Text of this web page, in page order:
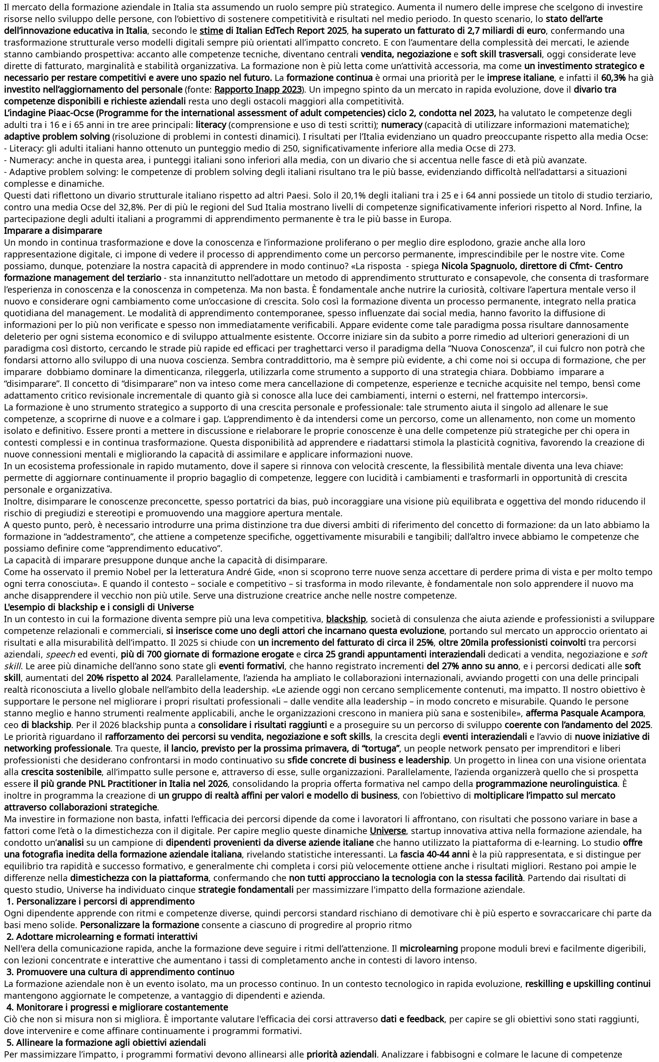
Il mercato della formazione aziendale in Italia sta assumendo un ruolo sempre più strategico. Aumenta il numero delle imprese che scelgono di investire
risorse nello sviluppo delle persone, con l’obiettivo di sostenere competitività e risultati nel medio periodo. In questo scenario, lo stato dell’arte
dell’innovazione educativa in Italia, secondo le stime di Italian EdTech Report 2025, ha superato un fatturato di 2,7 miliardi di euro, confermando una
trasformazione strutturale verso modelli digitali sempre più orientati all’impatto concreto. E con l’aumentare della complessità dei mercati, le aziende
stanno cambiando prospettiva: accanto alle competenze tecniche, diventano centrali vendita, negoziazione e soft skill trasversali, oggi considerate leve
dirette di fatturato, marginalità e stabilità organizzativa. La formazione non è più letta come un’attività accessoria, ma come un investimento strategico e
necessario per restare competitivi e avere uno spazio nel futuro. La formazione continua è ormai una priorità per le imprese italiane, e infatti il 60,3% ha già
investito nell’aggiornamento del personale (fonte: Rapporto Inapp 2023). Un impegno spinto da un mercato in rapida evoluzione, dove il divario tra
competenze disponibili e richieste aziendali resta uno degli ostacoli maggiori alla competitività.
L’indagine Piaac-Ocse (Programme for the international assessment of adult competencies) ciclo 2, condotta nel 2023, ha valutato le competenze degli
adulti tra i 16 e i 65 anni in tre aree principali: literacy(comprensione e uso di testi scritti); numeracy(capacità di utilizzare informazioni matematiche);
adaptive problem solving (risoluzione di problemi in contesti dinamici). I risultati per l’Italia evidenziano un quadro preoccupante rispetto alla media Ocse:
- Literacy: gli adulti italiani hanno ottenuto un punteggio medio di 250, significativamente inferiore alla media Ocse di 273.
- Numeracy: anche in questa area, i punteggi italiani sono inferiori alla media, con un divario che si accentua nelle fasce di età più avanzate.
- Adaptive problem solving: le competenze di problem solving degli italiani risultano tra le più basse, evidenziando difficoltà nell’adattarsi a situazioni
complesse e dinamiche.
Questi dati riflettono un divario strutturale italiano rispetto ad altri Paesi. Solo il 20,1% degli italiani tra i 25 e i 64 anni possiede un titolo di studio terziario,
contro una media Ocse del 32,8%. Per di più le regioni del Sud Italia mostrano livelli di competenze significativamente inferiori rispetto al Nord. Infine, la
partecipazione degli adulti italiani a programmi di apprendimento permanente è tra le più basse in Europa.
Imparare a disimparare
Un mondo in continua trasformazione e dove la conoscenza e l’informazione proliferano o per meglio dire esplodono, grazie anche alla loro
rappresentazione digitale, ci impone di vedere il processo di apprendimento come un percorso permanente, imprescindibile per le nostre vite. Come
possiamo, dunque, potenziare la nostra capacità di apprendere in modo continuo? «La risposta - spiega Nicola Spagnuolo, direttore di Cfmt- Centro
formazione management del terziario - sta innanzitutto nell’adottare un metodo di apprendimento strutturato e consapevole, che consenta di trasformare
l’esperienza in conoscenza e la conoscenza in competenza. Ma non basta. È fondamentale anche nutrire la curiosità, coltivare l’apertura mentale verso il
nuovo e considerare ogni cambiamento come un’occasione di crescita. Solo così la formazione diventa un processo permanente, integrato nella pratica
quotidiana del management. Le modalità di apprendimento contemporanee, spesso influenzate dai social media, hanno favorito la diffusione di
informazioni per lo più non verificate e spesso non immediatamente verificabili. Appare evidente come tale paradigma possa risultare dannosamente
deleterio per ogni sistema economico e di sviluppo attualmente esistente. Occorre iniziare sin da subito a porre rimedio ad ulteriori generazioni di un
paradigma così distorto, cercando le strade più rapide ed efficaci per traghettarci verso il paradigma della “Nuova Conoscenza”, il cui fulcro non potrà che
fondarsi attorno allo sviluppo di una nuova coscienza. Sembra contraddittorio, ma è sempre più evidente, a chi come noi si occupa di formazione, che per
imparare dobbiamo dominare la dimenticanza, rileggerla, utilizzarla come strumento a supporto di una strategia chiara. Dobbiamo imparare a
“disimparare”. Il concetto di “disimparare” non va inteso come mera cancellazione di competenze, esperienze e tecniche acquisite nel tempo, bensì come
adattamento critico revisionale incrementale di quanto già si conosce alla luce dei cambiamenti, interni o esterni, nel frattempo intercorsi».
La formazione è uno strumento strategico a supporto di una crescita personale e professionale: tale strumento aiuta il singolo ad allenare le sue
competenze, a scoprirne di nuove e a colmare i gap. L’apprendimento è da intendersi come un percorso, come un allenamento, non come un momento
isolato e definitivo. Essere pronti a mettere in discussione e rielaborare le proprie conoscenze è una delle competenze più strategiche per chi opera in
contesti complessi e in continua trasformazione. Questa disponibilità ad apprendere e riadattarsi stimola la plasticità cognitiva, favorendo la creazione di
nuove connessioni mentali e migliorando la capacità di assimilare e applicare informazioni nuove.
In un ecosistema professionale in rapido mutamento, dove il sapere si rinnova con velocità crescente, la flessibilità mentale diventa una leva chiave:
permette di aggiornare continuamente il proprio bagaglio di competenze, leggere con lucidità i cambiamenti e trasformarli in opportunità di crescita
personale e organizzativa.
Inoltre, disimparare le conoscenze preconcette, spesso portatrici da bias, può incoraggiare una visione più equilibrata e oggettiva del mondo riducendo il
rischio di pregiudizi e stereotipi e promuovendo una maggiore apertura mentale.
A questo punto, però, è necessario introdurre una prima distinzione tra due diversi ambiti di riferimento del concetto di formazione: da un lato abbiamo la
formazione in “addestramento”, che attiene a competenze specifiche, oggettivamente misurabili e tangibili; dall’altro invece abbiamo le competenze che
possiamo definire come “apprendimento educativo”.
La capacità di imparare presuppone dunque anche la capacità di disimparare.
Come ha osservato il premio Nobel per la letteratura André Gide, «non si scoprono terre nuove senza accettare di perdere prima di vista e per molto tempo
ogni terra conosciuta». E quando il contesto – sociale e competitivo – si trasforma in modo rilevante, è fondamentale non solo apprendere il nuovo ma
anche disapprendere il vecchio non più utile. Serve una distruzione creatrice anche nelle nostre competenze.
L'esempio di blackship e i consigli di Universe
In un contesto in cui la formazione diventa sempre più una leva competitiva, blackship, società di consulenza che aiuta aziende e professionisti a sviluppare
competenze relazionali e commerciali, si inserisce come uno degli attori che incarnano questa evoluzione, portando sul mercato un approccio orientato ai
risultati e alla misurabilità dell’impatto. Il 2025 si chiude con un incremento del fatturato di circa il 25%, oltre 20mila professionisti coinvolti tra percorsi
aziendali, speeched eventi, più di 700 giornate di formazione erogate e circa 25 grandi appuntamenti interaziendali dedicati a vendita, negoziazione e soft
skill. Le aree più dinamiche dell’anno sono state gli eventi formativi, che hanno registrato incrementi del 27% anno su anno, e i percorsi dedicati alle soft
skill, aumentati del 20% rispetto al 2024. Parallelamente, l’azienda ha ampliato le collaborazioni internazionali, avviando progetti con una delle principali
realtà riconosciuta a livello globale nell’ambito della leadership. «Le aziende oggi non cercano semplicemente contenuti, ma impatto. Il nostro obiettivo è
supportare le persone nel migliorare i propri risultati professionali – dalle vendite alla leadership – in modo concreto e misurabile. Quando le persone
stanno meglio e hanno strumenti realmente applicabili, anche le organizzazioni crescono in maniera più sana e sostenibile», afferma Pasquale Acampora,
ceo di blackship. Per il 2026 blackship punta a consolidare i risultati raggiunti e a proseguire su un percorso di sviluppo coerente con l’andamento del 2025.
Le priorità riguardano il rafforzamento dei percorsi su vendita, negoziazione e soft skills, la crescita degli eventi interaziendali e l’avvio di nuove iniziative di
networking professionale. Tra queste, il lancio, previsto per la prossima primavera, di “tortuga”, un people network pensato per imprenditori e liberi
professionisti che desiderano confrontarsi in modo continuativo su sfide concrete di business e leadership. Un progetto in linea con una visione orientata
alla crescita sostenibile, all’impatto sulle persone e, attraverso di esse, sulle organizzazioni. Parallelamente, l’azienda organizzerà quello che si prospetta
essere il più grande PNL Practitioner in Italia nel 2026, consolidando la propria offerta formativa nel campo della programmazione neurolinguistica. È
inoltre in programma la creazione di un gruppo di realtà affini per valori e modello di business, con l’obiettivo di moltiplicare l’impatto sul mercato
attraverso collaborazioni strategiche.
Ma investire in formazione non basta, infatti l’efficacia dei percorsi dipende da come i lavoratori li affrontano, con risultati che possono variare in base a
fattori come l’età o la dimestichezza con il digitale. Per capire meglio queste dinamiche Universe, startup innovativa attiva nella formazione aziendale, ha
condotto un’analisi su un campione di dipendenti provenienti da diverse aziende italiane che hanno utilizzato la piattaforma di e-learning. Lo studio offre
una fotografia inedita della formazione aziendale italiana, rivelando statistiche interessanti. La fascia 40-44 anni è la più rappresentata, e si distingue per
equilibrio tra rapidità e successo formativo, e generalmente chi completa i corsi più velocemente ottiene anche i risultati migliori. Restano poi ampie le
differenze nella dimestichezza con la piattaforma, confermando che non tutti approcciano la tecnologia con la stessa facilità. Partendo dai risultati di
questo studio, Universe ha individuato cinque strategie fondamentali per massimizzare l'impatto della formazione aziendale.
1. Personalizzare i percorsi di apprendimento
Ogni dipendente apprende con ritmi e competenze diverse, quindi percorsi standard rischiano di demotivare chi è più esperto e sovraccaricare chi parte da
basi meno solide. Personalizzare la formazione consente a ciascuno di progredire al proprio ritmo
2. Adottare microlearning e formati interattivi
Nell'era della comunicazione rapida, anche la formazione deve seguire i ritmi dell’attenzione. Il microlearning propone moduli brevi e facilmente digeribili,
con lezioni concentrate e interattive che aumentano i tassi di completamento anche in contesti di lavoro intenso.
3. Promuovere una cultura di apprendimento continuo
La formazione aziendale non è un evento isolato, ma un processo continuo. In un contesto tecnologico in rapida evoluzione, reskilling e upskilling continui
mantengono aggiornate le competenze, a vantaggio di dipendenti e azienda.
4. Monitorare i progressi e migliorare costantemente
Ciò che non si misura non si migliora. È importante valutare l'efficacia dei corsi attraverso dati e feedback, per capire se gli obiettivi sono stati raggiunti,
dove intervenire e come affinare continuamente i programmi formativi.
5. Allineare la formazione agli obiettivi aziendali
Per massimizzare l’impatto, i programmi formativi devono allinearsi alle priorità aziendali. Analizzare i fabbisogni e colmare le lacune di competenze